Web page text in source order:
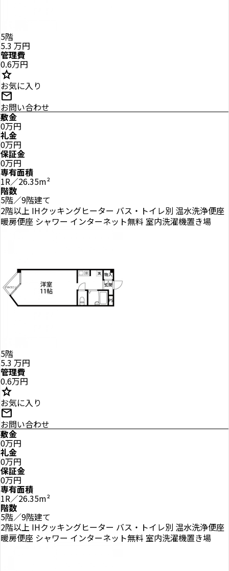
5階
5.3 万円
管理費
0.6万円
star
お気に入り
mail
お問い合わせ
敷金
0万円
礼金
0万円
保証金
0万円
専有面積
1R／26.35m²
階数
5階／9階建て
2階以上 IHクッキングヒーター バス・トイレ別 温水洗浄便座
暖房便座 シャワー インターネット無料 室内洗濯機置き場
5階
5.3 万円
管理費
0.6万円
star
お気に入り
mail
お問い合わせ
敷金
0万円
礼金
0万円
保証金
0万円
専有面積
1R／26.35m²
階数
5階／9階建て
2階以上 IHクッキングヒーター バス・トイレ別 温水洗浄便座
暖房便座 シャワー インターネット無料 室内洗濯機置き場